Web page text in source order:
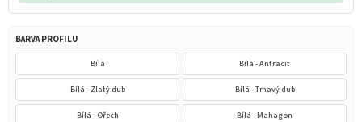
BARVA PROFILU
Bílá Bílá - Antracit
Bílá - Zlatý dub Bílá - Tmavý dub
Bílá - Ořech Bílá - Mahagon